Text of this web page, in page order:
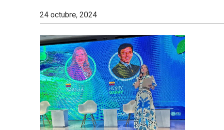
Argentina
actualidad
de
negocios
con
Argentina.
24 octubre, 2024